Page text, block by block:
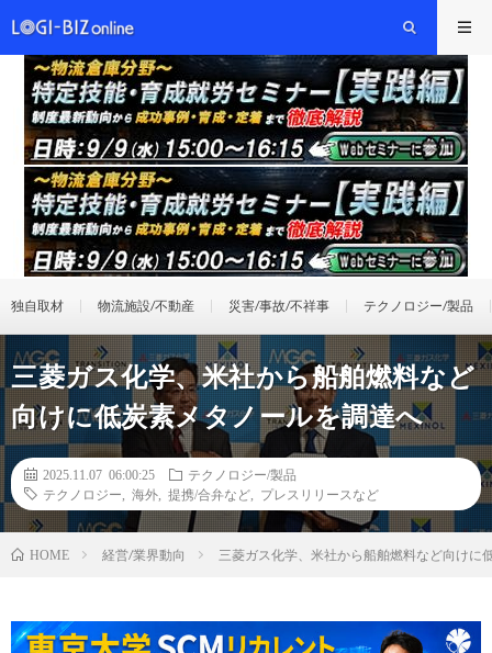
独自取材 物流施設/不動産 災害/事故/不祥事 テクノロジー/製品
三菱ガス化学、米社から船舶燃料など
向けに低炭素メタノールを調達へ
2025.11.07 06:00:25
テクノロジー/製品
テクノロジー
海外 提携/合弁など プレスリリースなど
HOME 経営/業界動向 三菱ガス化学、米社から船舶燃料など向けに